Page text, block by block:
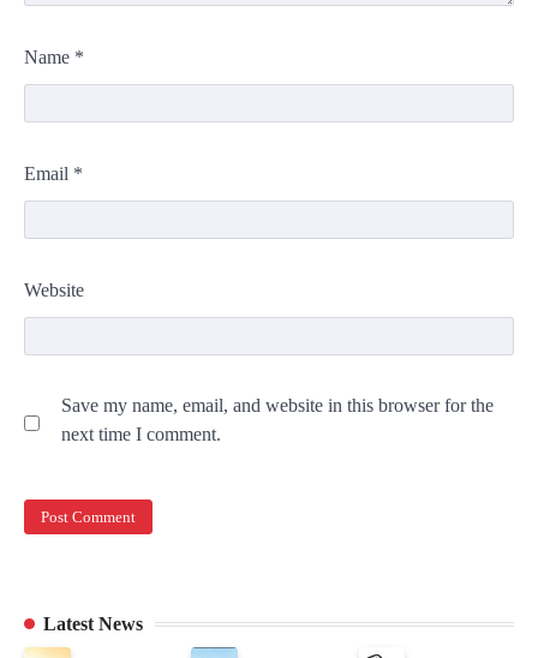
Name *
Email *
Website
Save my name, email, and website in this browser for the
next time I comment.
Latest News